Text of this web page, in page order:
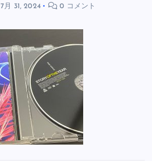
7月 31, 2024 0 コメント